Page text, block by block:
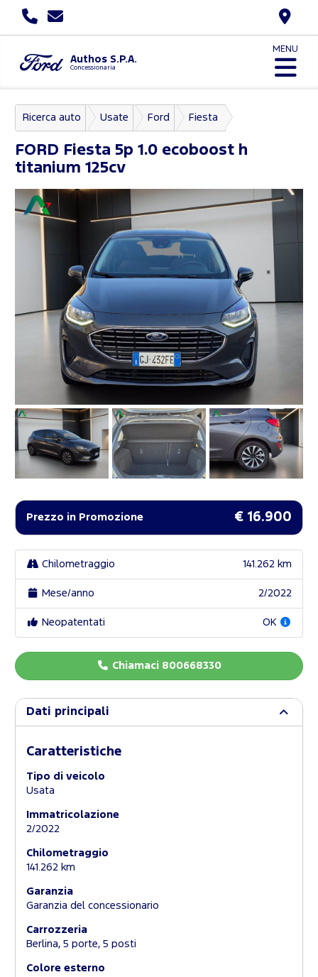
Authos S.P.A.
Concessionaria
MENU
Ricerca auto Usate Ford Fiesta
FORD Fiesta 5p 1.0 ecoboost h
titanium 125cv
Prezzo in Promozione € 16.900
Chilometraggio 141.262 km
Mese/anno 2/2022
Neopatentati OK
Chiamaci 800668330
Dati principali
Caratteristiche
Tipo di veicolo
Usata
Immatricolazione
2/2022
Chilometraggio
141.262 km
Garanzia
Garanzia del concessionario
Carrozzeria
Berlina, 5 porte, 5 posti
Colore esterno